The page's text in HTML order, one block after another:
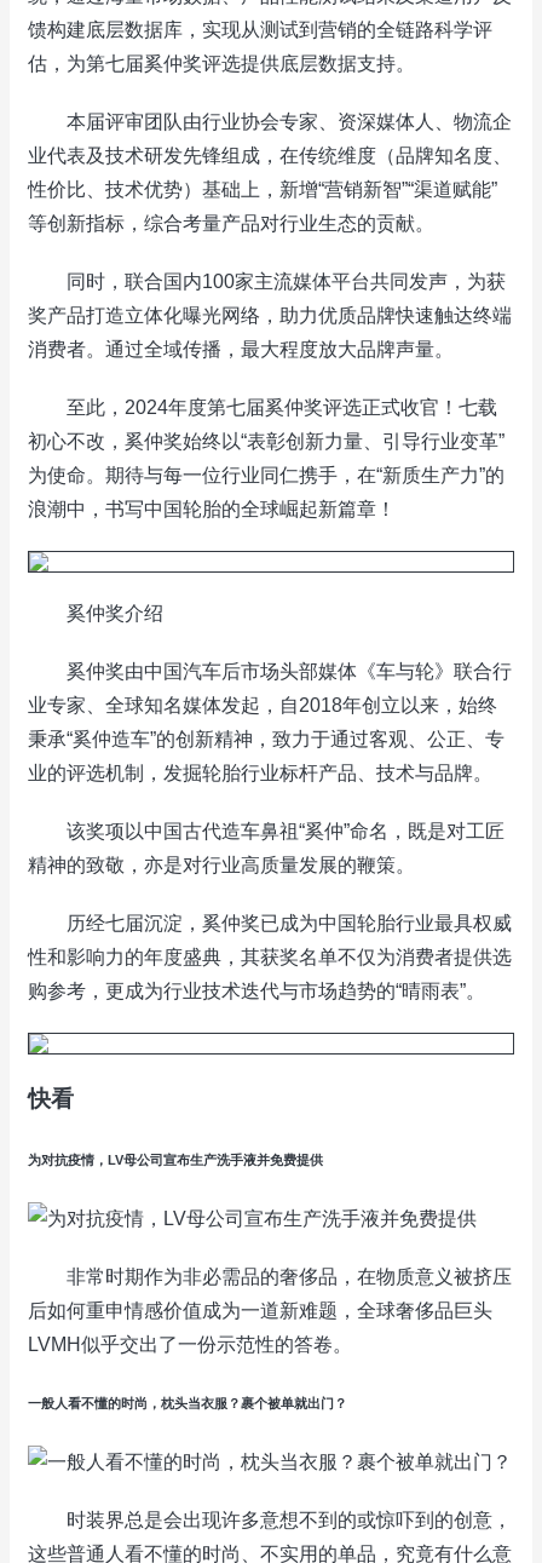
馈构建底层数据库，实现从测试到营销的全链路科学评
估，为第七届奚仲奖评选提供底层数据支持。
本届评审团队由行业协会专家、资深媒体人、物流企
业代表及技术研发先锋组成，在传统维度（品牌知名度、
性价比、技术优势）基础上，新增“营销新智”“渠道赋能”
等创新指标，综合考量产品对行业生态的贡献。
同时，联合国内100家主流媒体平台共同发声，为获
奖产品打造立体化曝光网络，助力优质品牌快速触达终端
消费者。通过全域传播，最大程度放大品牌声量。
至此，2024年度第七届奚仲奖评选正式收官！七载
初心不改，奚仲奖始终以“表彰创新力量、引导行业变革”
为使命。期待与每一位行业同仁携手，在“新质生产力”的
浪潮中，书写中国轮胎的全球崛起新篇章！
奚仲奖介绍
奚仲奖由中国汽车后市场头部媒体《车与轮》联合行
业专家、全球知名媒体发起，自2018年创立以来，始终
秉承“奚仲造车”的创新精神，致力于通过客观、公正、专
业的评选机制，发掘轮胎行业标杆产品、技术与品牌。
该奖项以中国古代造车鼻祖“奚仲”命名，既是对工匠
精神的致敬，亦是对行业高质量发展的鞭策。
历经七届沉淀，奚仲奖已成为中国轮胎行业最具权威
性和影响力的年度盛典，其获奖名单不仅为消费者提供选
购参考，更成为行业技术迭代与市场趋势的“晴雨表”。
快看
为对抗疫情，LV母公司宣布生产洗手液并免费提供
非常时期作为非必需品的奢侈品，在物质意义被挤压
后如何重申情感价值成为一道新难题，全球奢侈品巨头
LVMH似乎交出了一份示范性的答卷。
一般人看不懂的时尚，枕头当衣服？裹个被单就出门？
时装界总是会出现许多意想不到的或惊吓到的创意，
这些普通人看不懂的时尚、不实用的单品，究竟有什么意